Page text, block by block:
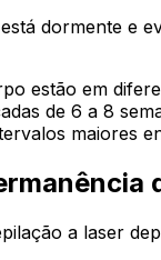
dormente e
estão em
de 6 a 8
maiores
a laser